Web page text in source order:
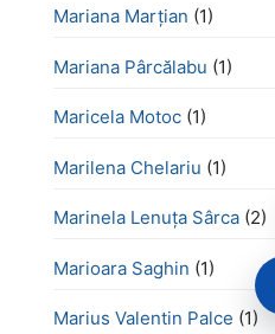
Mariana Marțian (1)
Mariana Pârcălabu (1)
Maricela Motoc (1)
Marilena Chelariu (1)
Marinela Lenuța Sârca (2)
Marioara Saghin (1)
Marius Valentin Palce (1)